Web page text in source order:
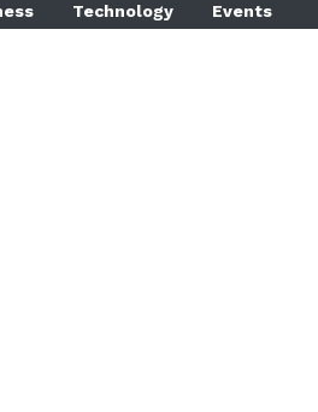
Technology Events